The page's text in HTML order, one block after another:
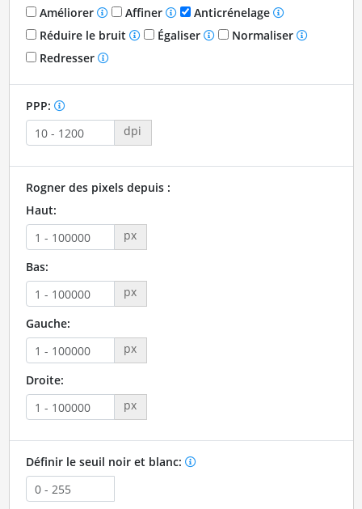
Améliorer Affiner
Anticrénelage
Réduire le bruit
Égaliser
Normaliser
Redresser
PPP:
dpi
Rogner des pixels depuis :
Haut:
px
Bas:
px
Gauche:
px
Droite:
px
Définir le seuil noir et blanc: